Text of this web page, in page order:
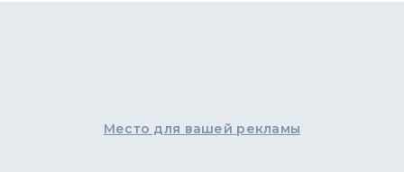
Место для вашей рекламы